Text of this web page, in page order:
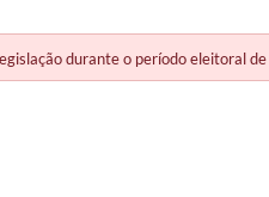
durante o período eleitoral de